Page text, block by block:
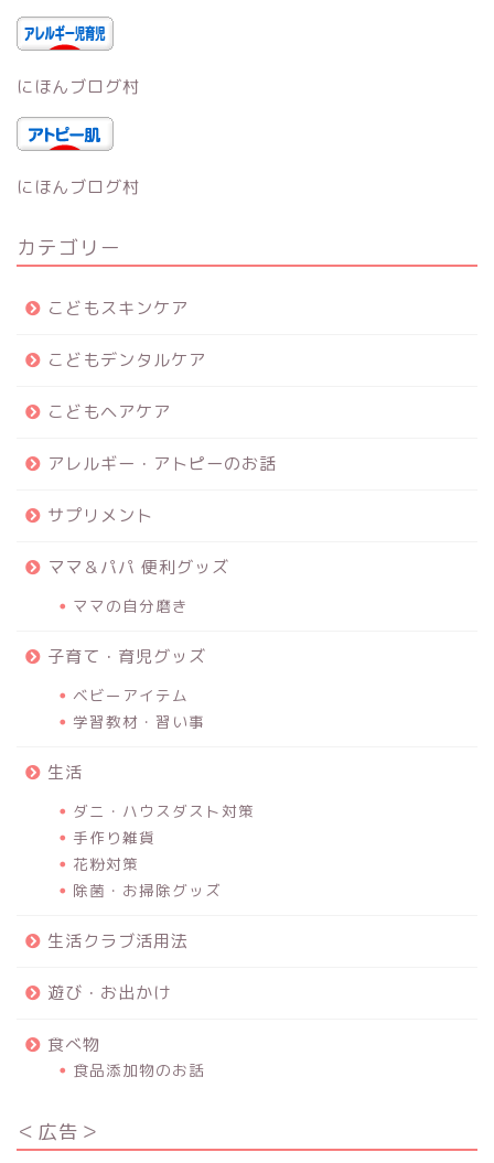
にほんブログ村
にほんブログ村
カテゴリー
こどもスキンケア
こどもデンタルケア
こどもヘアケア
アレルギー・アトピーのお話
サプリメント
ママ＆パパ 便利グッズ
ママの自分磨き
子育て・育児グッズ
ベビーアイテム
学習教材・習い事
生活
ダニ・ハウスダスト対策
手作り雑貨
花粉対策
除菌・お掃除グッズ
生活クラブ活用法
遊び・お出かけ
食べ物
食品添加物のお話
＜広告＞